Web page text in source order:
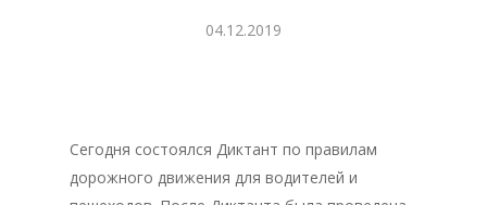
04.12.2019
Сегодня состоялся Диктант по правилам
дорожного движения для водителей и